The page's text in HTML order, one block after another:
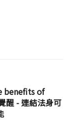
benefits of
- 連結法身可